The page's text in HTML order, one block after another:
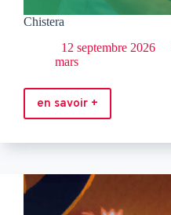
Chistera
12 septembre 2026
mars
en savoir +
Chistera